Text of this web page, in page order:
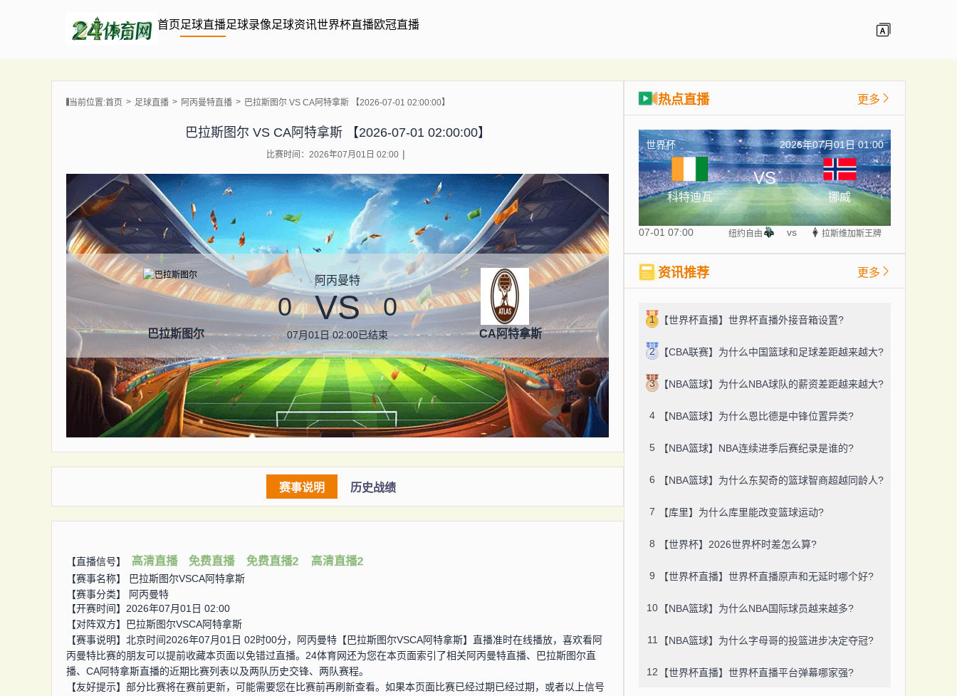
首页足球直播足球录像足球资讯世界杯直播欧冠直播
当前位置:首页 足球直播 阿丙曼特直播 巴拉斯图尔 VS CA阿特拿斯 【2026-07-01 02:00:00】
巴拉斯图尔 VS CA阿特拿斯 【2026-07-01 02:00:00】
比赛时间：2026年07月01日 02:00
巴拉斯图尔
阿丙曼特
0 VS 0
07月01日 02:00已结束 CA阿特拿斯
赛事说明 历史战绩
【直播信号】 高清直播 免费直播 免费直播2 高清直播2
【赛事名称】
巴拉斯图尔VSCA阿特拿斯
【赛事分类】
阿丙曼特
【开赛时间】2026年07月01日 02:00
【对阵双方】
巴拉斯图尔VSCA阿特拿斯
【赛事说明】北京时间2026年07月01日 02时00分，阿丙曼特【巴拉斯图尔VSCA阿特拿斯】直播准时在线播放，喜欢看阿
丙曼特比赛的朋友可以提前收藏本页面以免错过直播。24体育网还为您在本页面索引了相关阿丙曼特直播、巴拉斯图尔直
播、CA阿特拿斯直播的近期比赛列表以及两队历史交锋、两队赛程。
【友好提示】部分比赛将在赛前更新，可能需要您在比赛前再刷新查看。如果本页面比赛已经过期已经过期，或者以上信号
热点直播 更多
世界杯 2026年07月01日 01:00
科特迪瓦
VS
挪威
07-01 07:00 纽约自由 vs 拉斯维加斯王牌
资讯推荐 更多
1 【世界杯直播】世界杯直播外接音箱设置?
2 【CBA联赛】为什么中国篮球和足球差距越来越大?
3 【NBA篮球】为什么NBA球队的薪资差距越来越大?
4 【NBA篮球】为什么恩比德是中锋位置异类?
5 【NBA篮球】NBA连续进季后赛纪录是谁的?
6 【NBA篮球】为什么东契奇的篮球智商超越同龄人?
7 【库里】为什么库里能改变篮球运动?
8 【世界杯】2026世界杯时差怎么算?
9 【世界杯直播】世界杯直播原声和无延时哪个好?
10 【NBA篮球】为什么NBA国际球员越来越多?
11 【NBA篮球】为什么字母哥的投篮进步决定夺冠?
12 【世界杯直播】世界杯直播平台弹幕哪家强?